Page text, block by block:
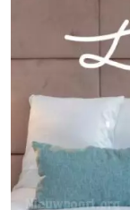
Nieuwpoort
-
Oostduinkerke
aan
zee
Westende
Hotels
Zimmer